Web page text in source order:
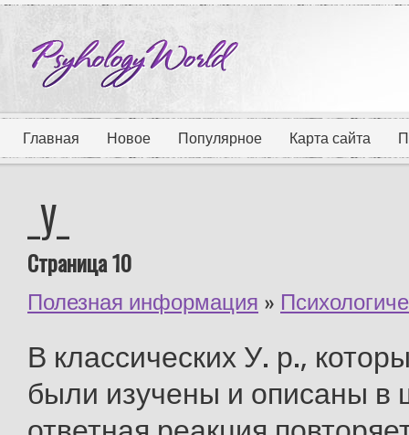
Главная Новое Популярное Карта сайта
_У_
Страница 10
Полезная информация »
В классических У. р.,
были изучены и описаны в